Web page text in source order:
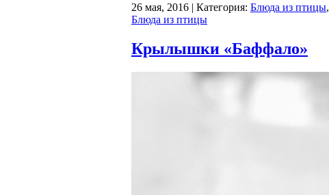
26 мая, 2016 | Категория: Блюда из птицы,
Блюда из птицы
Крылышки «Баффало»